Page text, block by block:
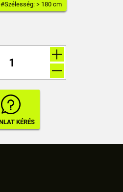
#Szélesség: > 180 cm